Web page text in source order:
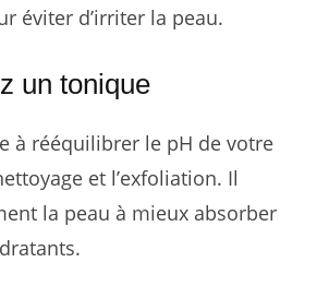
éviter d’irriter la peau.
un tonique
à rééquilibrer le pH de votre
et l’exfoliation. Il
la peau à mieux absorber